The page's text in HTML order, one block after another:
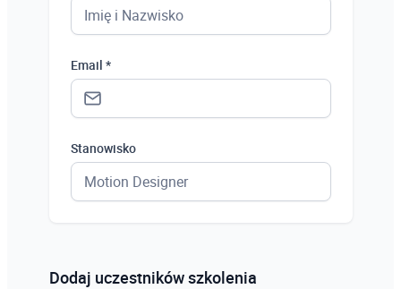
Email *
Stanowisko
Dodaj uczestników szkolenia